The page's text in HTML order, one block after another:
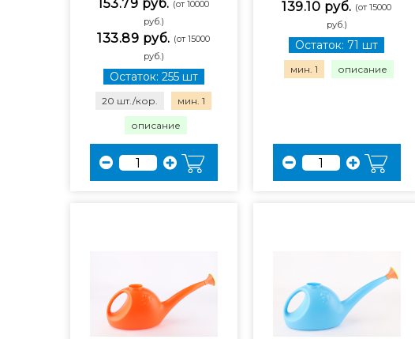
153.79 руб. (от 10000
руб.)
133.89 руб. (от 15000
руб.)
Остаток: 255 шт
20 шт./кор. мин. 1
описание
139.10 руб. (от 15000
руб.)
Остаток: 71 шт
мин. 1 описание